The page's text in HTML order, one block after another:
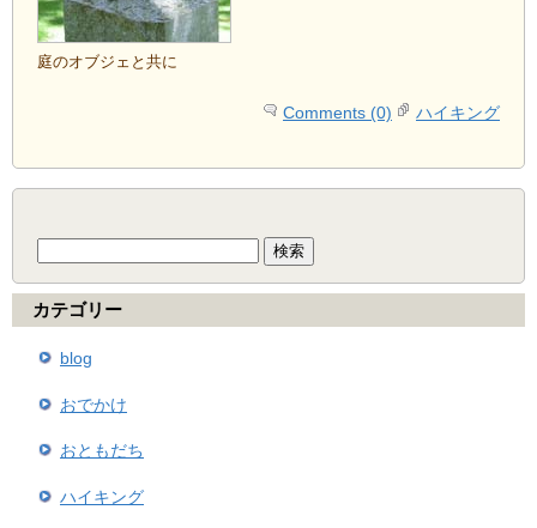
庭のオブジェと共に
Comments (0) ハイキング
カテゴリー
blog
おでかけ
おともだち
ハイキング